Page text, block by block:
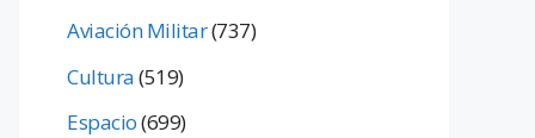
Aviación Militar(737)
Cultura(519)
Espacio(699)